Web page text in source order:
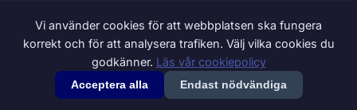
© 2026 Synonymer.it.com – Svenskt synonymlexikon
Vi använder cookies för att webbplatsen ska fungera
korrekt och för att analysera trafiken. Välj vilka cookies du
godkänner. Läs vår cookiepolicy
Acceptera alla Endast nödvändiga